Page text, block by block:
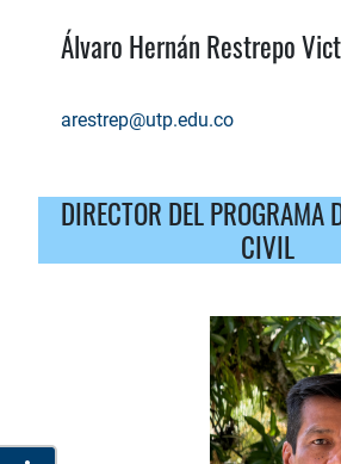
Álvaro Hernán Restrepo
arestrep@utp.edu.co
DIRECTOR DEL PROGRAMA
CIVIL